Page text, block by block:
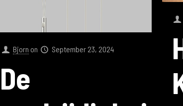
Bjorn on September 23, 2024
De